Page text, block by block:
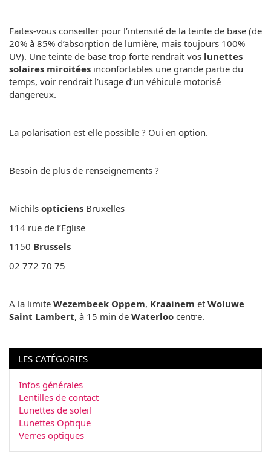
Faites-vous conseiller pour l’intensité de la teinte de base (de
20% à 85% d’absorption de lumière, mais toujours 100%
UV). Une teinte de base trop forte rendrait vos lunettes
solaires miroitées inconfortables une grande partie du
temps, voir rendrait l’usage d’un véhicule motorisé
dangereux.
La polarisation est elle possible ? Oui en option.
Besoin de plus de renseignements ?
Michils opticiens Bruxelles
114 rue de l’Eglise
1150 Brussels
02 772 70 75
A la limite Wezembeek Oppem, Kraainem et Woluwe
Saint Lambert, à 15 min de Waterloo centre.
LES CATÉGORIES
Infos générales
Lentilles de contact
Lunettes de soleil
Lunettes Optique
Verres optiques